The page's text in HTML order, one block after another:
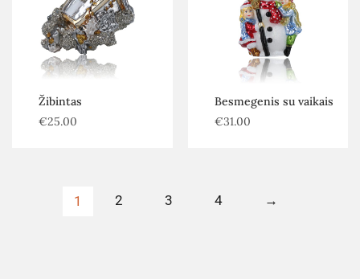
Žibintas
€25.00
Besmegenis su vaikais
€31.00
1 2 3 4 →